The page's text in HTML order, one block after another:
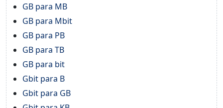
GB para MB
GB para Mbit
GB para PB
GB para TB
GB para bit
Gbit para B
Gbit para GB